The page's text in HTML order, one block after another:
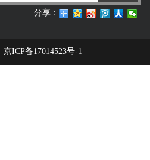
分享：
京ICP备17014523号-1